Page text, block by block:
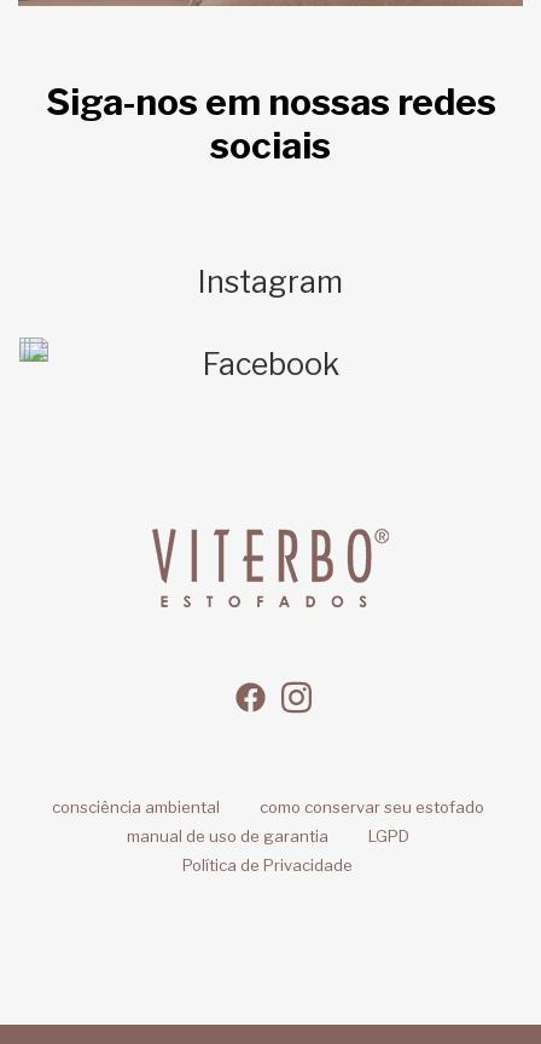
Siga-nos em nossas redes
sociais
Instagram
Facebook
consciência ambiental
como conservar seu estofado
manual de uso de garantia
LGPD
Política de Privacidade